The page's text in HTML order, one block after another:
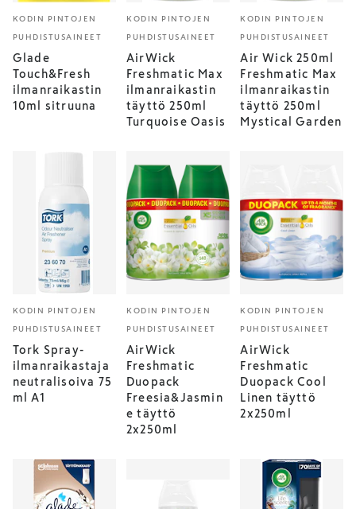
KODIN PINTOJEN
PUHDISTUSAINEET
Glade
Touch&Fresh
ilmanraikastin
10ml sitruuna
KODIN PINTOJEN
PUHDISTUSAINEET
AirWick
Freshmatic Max
ilmanraikastin
täyttö 250ml
Turquoise Oasis
KODIN PINTOJEN
PUHDISTUSAINEET
Air Wick 250ml
Freshmatic Max
ilmanraikastin
täyttö 250ml
Mystical Garden
KODIN PINTOJEN
PUHDISTUSAINEET
Tork Spray-
ilmanraikastaja
neutralisoiva 75
ml A1
KODIN PINTOJEN
PUHDISTUSAINEET
AirWick
Freshmatic
Duopack
Freesia&Jasmin
e täyttö
2x250ml
KODIN PINTOJEN
PUHDISTUSAINEET
AirWick
Freshmatic
Duopack Cool
Linen täyttö
2x250ml